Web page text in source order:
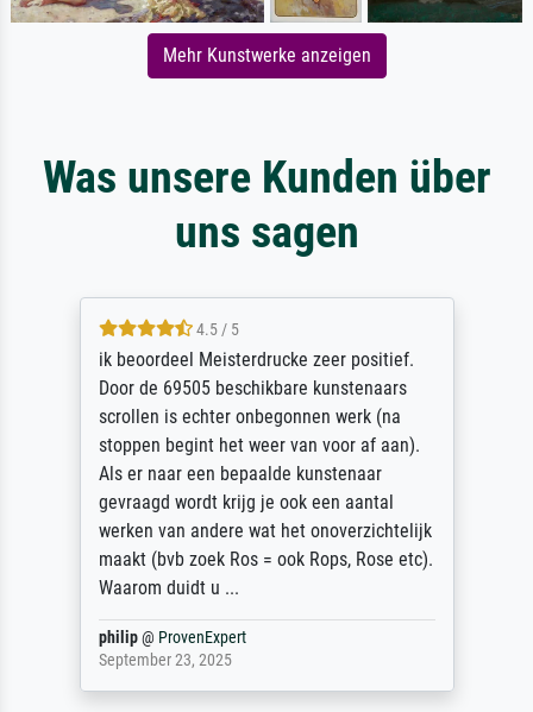
Mehr Kunstwerke anzeigen
Was unsere Kunden über
uns sagen
4.5 / 5
ik beoordeel Meisterdrucke zeer positief.
Door de 69505 beschikbare kunstenaars
scrollen is echter onbegonnen werk (na
stoppen begint het weer van voor af aan).
Als er naar een bepaalde kunstenaar
gevraagd wordt krijg je ook een aantal
werken van andere wat het onoverzichtelijk
maakt (bvb zoek Ros = ook Rops, Rose etc).
Waarom duidt u ...
philip@ ProvenExpert
September 23, 2025